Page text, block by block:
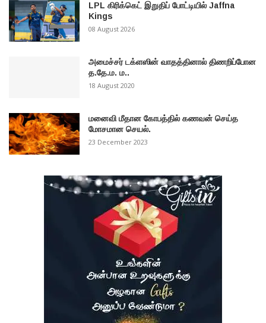
LPL கிரிக்கெட் இறுதிப் போட்டியில் Jaffna
Kings
08 August 2026
அமைச்சர் டக்ளஸின் வாதத்தினால் திணறிப்போன
த.தே.ம. ம..
18 August 2020
மனைவி மீதான கோபத்தில் கணவன் செய்த
மோசமான செயல்.
23 December 2023